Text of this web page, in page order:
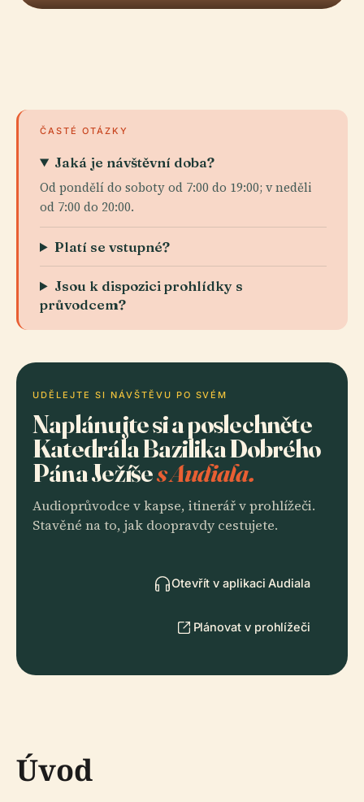
ČASTÉ OTÁZKY
Jaká je návštěvní doba?
Od pondělí do soboty od 7:00 do 19:00; v neděli
od 7:00 do 20:00.
Platí se vstupné?
Jsou k dispozici prohlídky s
průvodcem?
UDĚLEJTE SI NÁVŠTĚVU PO SVÉM
Naplánujte si a poslechněte
Katedrála Bazilika Dobrého
Pána Ježíšes Audiala.
Audioprůvodce v kapse, itinerář v prohlížeči.
Stavěné na to, jak doopravdy cestujete.
Otevřít v aplikaci Audiala
Plánovat v prohlížeči
Úvod